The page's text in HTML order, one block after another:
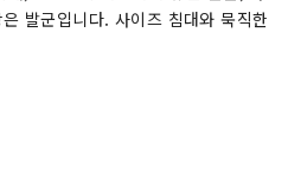
발군입니다. 사이즈 침대와 묵직한